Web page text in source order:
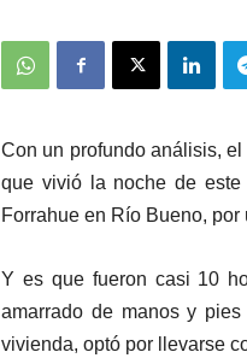
Con un profundo análisis,
que vivió la noche de
Forrahue en Río Bueno,
Y es que fueron casi 10
amarrado de manos y
vivienda, optó por llevarse